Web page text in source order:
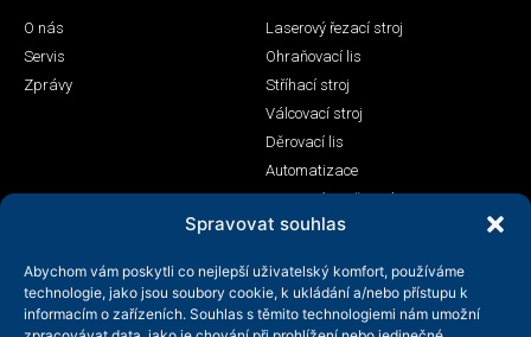
Spravovat souhlas
Abychom vám poskytli co nejlepší uživatelský komfort, používáme
technologie, jako jsou soubory cookie, k ukládání a/nebo přístupu k
informacím o zařízeních. Souhlas s těmito technologiemi nám umožní
O nás
Servis
Zprávy
Laserový řezací stroj
Ohraňovací lis
Stříhací stroj
Válcovací stroj
Děrovací lis
Automatizace
Laserový svařovací stroj
+86-158-9507-5134
info@shenchong.com